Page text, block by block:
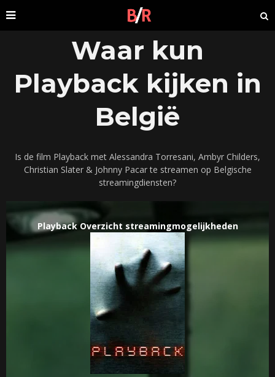
Waar kun
Playback kijken in
België
Is de film Playback met Alessandra Torresani, Ambyr Childers,
Christian Slater & Johnny Pacar te streamen op Belgische
streamingdiensten?
Playback Overzicht streamingmogelijkheden